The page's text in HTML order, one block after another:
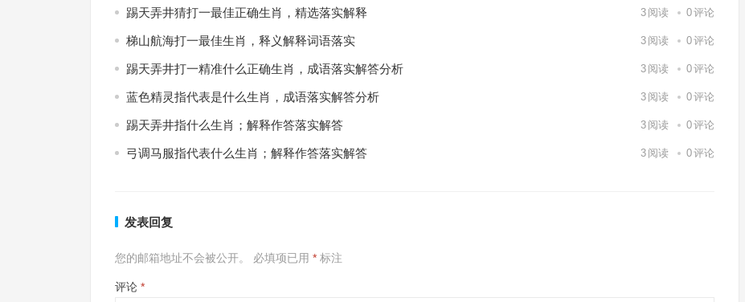
踢天弄井猜打一最佳正确生肖，精选落实解释 3 阅读 0评论
梯山航海打一最佳生肖，释义解释词语落实 3 阅读 0评论
踢天弄井打一精准什么正确生肖，成语落实解答分析 3 阅读 0评论
蓝色精灵指代表是什么生肖，成语落实解答分析 3 阅读 0评论
踢天弄井指什么生肖；解释作答落实解答 3 阅读 0评论
弓调马服指代表什么生肖；解释作答落实解答 3 阅读 0评论
发表回复
您的邮箱地址不会被公开。 必填项已用 * 标注
评论 *